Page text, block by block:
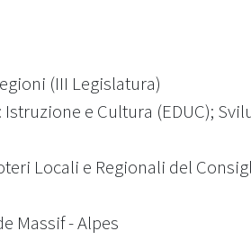
(III Legislatura)
e Cultura (EDUC);
Locali e Regionali del
Massif - Alpes